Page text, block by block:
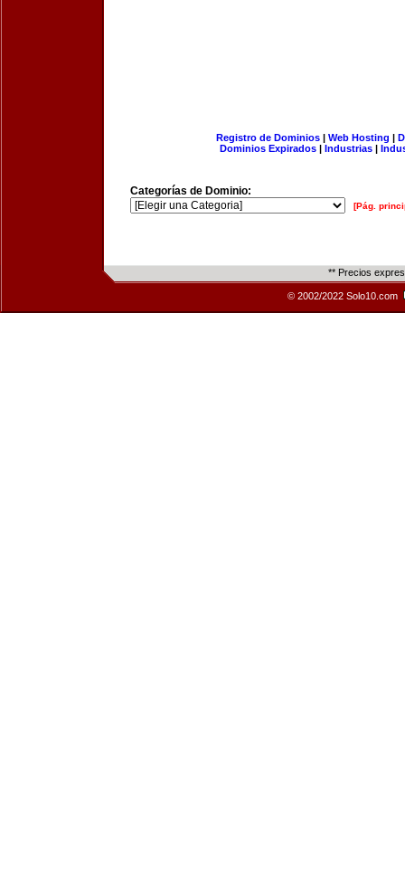
Registro de Dominios| Web Hosting |
Dominios Expirados | Industrias |
Categorías de Dominio:
[Pág.
** Precios
© 2002/2022 Solo10.com